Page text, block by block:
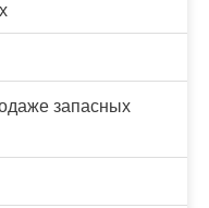
запасных